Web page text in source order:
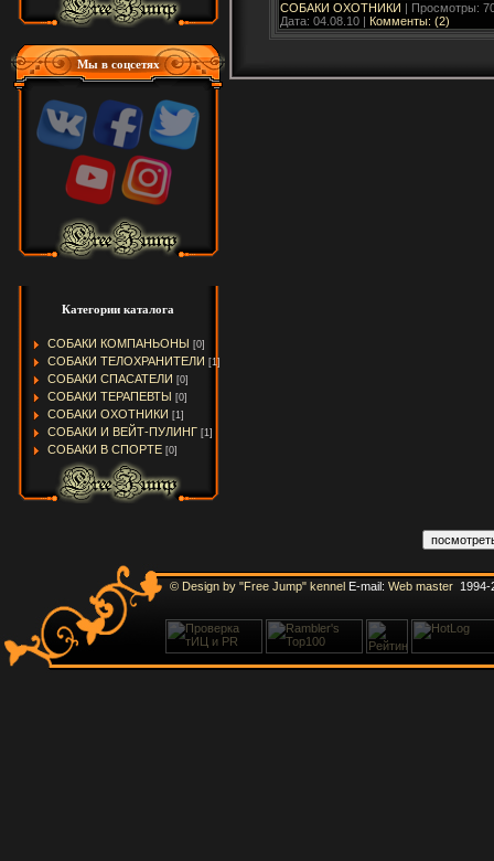
Мы в соцсетях
Категории каталога
СОБАКИ КОМПАНЬОНЫ [0]
СОБАКИ ТЕЛОХРАНИТЕЛИ [1]
СОБАКИ СПАСАТЕЛИ [0]
СОБАКИ ТЕРАПЕВТЫ [0]
СОБАКИ ОХОТНИКИ [1]
СОБАКИ И ВЕЙТ-ПУЛИНГ [1]
СОБАКИ В СПОРТЕ [0]
СОБАКИ ОХОТНИКИ | Просмотры:
Дата: 04.08.10 Комменты: (2)
© Design by "Free Jump" kennelE-mail: Web master